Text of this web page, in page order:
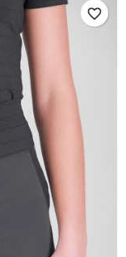
favorite_border